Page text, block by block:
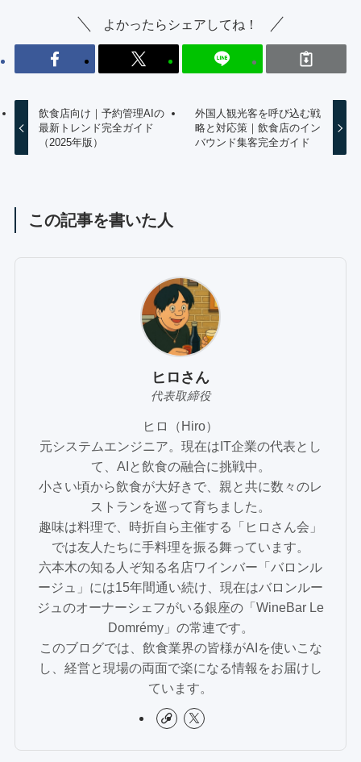
よかったらシェアしてね！
飲食店向け｜予約管理AIの
最新トレンド完全ガイド
（2025年版）
外国人観光客を呼び込む戦
略と対応策｜飲食店のイン
バウンド集客完全ガイド
この記事を書いた人
ヒロさん
代表取締役
ヒロ（Hiro）
元システムエンジニア。現在はIT企業の代表とし
て、AIと飲食の融合に挑戦中。
小さい頃から飲食が大好きで、親と共に数々のレ
ストランを巡って育ちました。
趣味は料理で、時折自ら主催する「ヒロさん会」
では友人たちに手料理を振る舞っています。
六本木の知る人ぞ知る名店ワインバー「バロンル
ージュ」には15年間通い続け、現在はバロンルー
ジュのオーナーシェフがいる銀座の「WineBar Le
Domrémy」の常連です。
このブログでは、飲食業界の皆様がAIを使いこな
し、経営と現場の両面で楽になる情報をお届けし
ています。